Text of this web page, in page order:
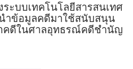
ระบบเทคโนโลยีสารสนเทศ
ำข้อมูลคดีมาใช้สนับสนุน
คดีในศาลอุทธรณ์คดีชำนัญ